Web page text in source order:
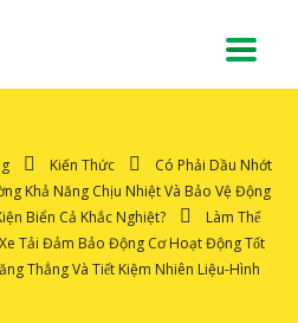
Kiến Thức
Có Phải Dầu Nhớt
Khả Năng Chịu Nhiệt Và Bảo Vệ Động
Biển Cả Khắc Nghiệt?
Làm Thế
Tải Đảm Bảo Động Cơ Hoạt Động Tốt
Thẳng Và Tiết Kiệm Nhiên Liệu-Hình